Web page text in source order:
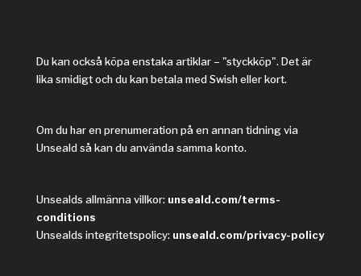
Du kan också köpa enstaka artiklar – "styckköp". Det är
lika smidigt och du kan betala med Swish eller kort.
Om du har en prenumeration på en annan tidning via
Unseald så kan du använda samma konto.
Unsealds allmänna villkor: unseald.com/terms-
conditions
Unsealds integritetspolicy: unseald.com/privacy-policy